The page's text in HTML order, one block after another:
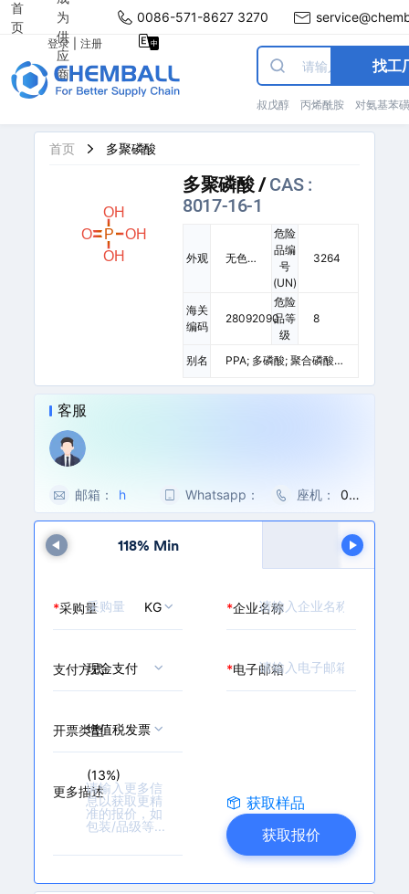
首
页
为
供
应
商
0086-571-8627 3270
登录 注册
找工
叔戊醇 丙烯酰胺 对氨基苯
首页 多聚磷酸
多聚磷酸/ CAS :
8017-16-1
外观
无色
体
危险
品编
号
(UN)
3264
海关
编码
28092090
危险
品等
级
8
别名
PPA; 多磷酸; 聚合磷酸;
酸; 过磷酸
客服
邮箱：
h
n
a
o
m
l.
e
m
b
l
Whatsapp：
-
5
3
1
座机：
00
86
-5
71-
86
32
70
118% Min 117% Min
...
*采购量 KG *企业名称
支付方式现金支付 *电子邮箱
开票类型增值税发票
(13%)
更多描述
获取样品
获取报价